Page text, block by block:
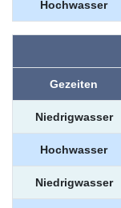
Hochwasser
Gezeiten
Niedrigwasser
Hochwasser
Niedrigwasser